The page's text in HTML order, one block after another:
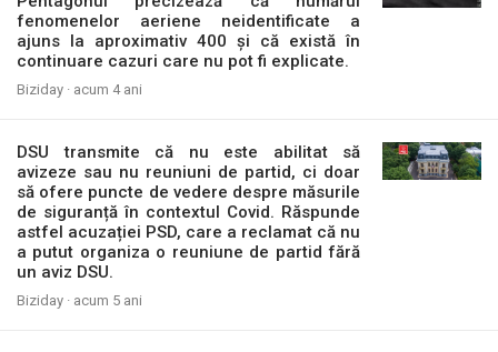
fenomenelor aeriene neidentificate a
ajuns la aproximativ 400 și că există în
continuare cazuri care nu pot fi explicate.
Biziday · acum 4 ani
DSU transmite că nu este abilitat să
avizeze sau nu reuniuni de partid, ci doar
să ofere puncte de vedere despre măsurile
de siguranță în contextul Covid. Răspunde
astfel acuzației PSD, care a reclamat că nu
a putut organiza o reuniune de partid fără
un aviz DSU.
Biziday · acum 5 ani